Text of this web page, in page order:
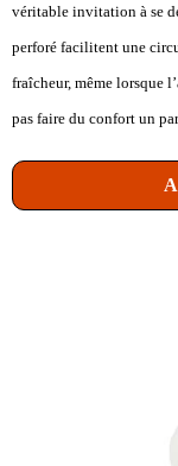
véritable invitation à se
perforé facilitent une
fraîcheur, même lorsque
pas faire du confort un